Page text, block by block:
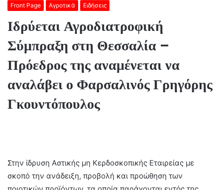
Front Page Αγροτικά Ειδήσεις
Ιδρύεται Αγροδιατροφική
Σύμπραξη στη Θεσσαλία –
Πρόεδρος της αναμένεται να
αναλάβει ο Φαρσαλινός Γρηγόρης
Γκουντόπουλος
Στην ίδρυση Αστικής μη Κερδοσκοπικής Εταιρείας με
σκοπό την ανάδειξη, προβολή και προώθηση των